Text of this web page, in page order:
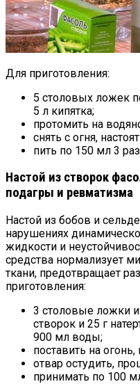
Для приготовления:
5 столовых ложек
5 л кипятка;
протомить на
снять с огня,
пить по 150 мл 3
Настой из створок
подагры и ревматизма
Настой из бобов и
нарушениях
жидкости и
средства нормализует
ткани, предотвращает
приготовления:
3 столовые ложки
створок и 25 г
900 мл воды;
поставить на
отвар остудить,
принимать по 100